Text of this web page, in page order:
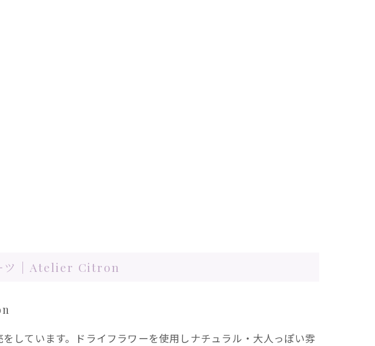
ツ | Atelier Citron
しています。ドライフラワーを使用しナチュラル・大人っぽい雰